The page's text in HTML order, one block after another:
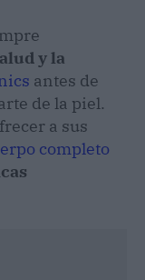
y la
antes de
de la piel.
a sus
completo